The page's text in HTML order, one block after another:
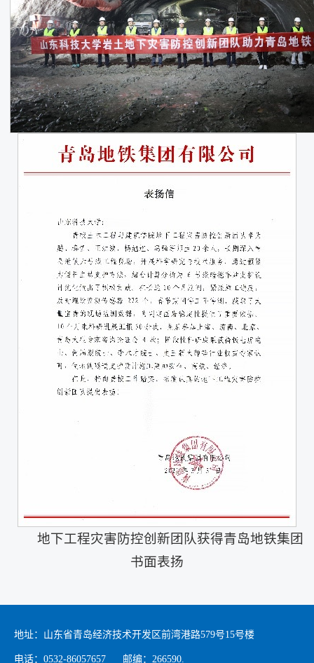
地下工程灾害防控创新团队获得青岛地铁集团
书面表扬
地址：山东省青岛经济技术开发区前湾港路579号15号楼
电话：0532-86057657 邮编：266590.